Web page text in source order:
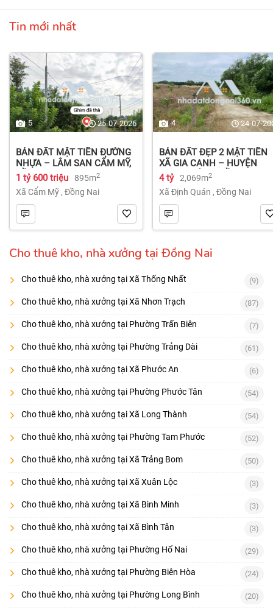
Tin mới nhất
5 25-07-2026
BÁN ĐẤT MẶT TIỀN ĐƯỜNG
NHỰA – LÂM SAN CẨM MỸ,
ĐỒNG NAI.
1 tỷ 600 triệu 895m2
Xã Cẩm Mỹ , Đồng Nai
4 24-07-
BÁN ĐẤT ĐẸP 2 MẶT TIỀN
XÃ GIA CANH – HUYỆN
ĐỊNH QUÁN – ĐỒNG NAI dt
2.069m² 4 tỷ
4 tỷ 2,069m2
Xã Định Quán , Đồng Nai
Cho thuê kho, nhà xưởng tại Đồng Nai
Cho thuê kho, nhà xưởng tại Xã Thống Nhất (9)
Cho thuê kho, nhà xưởng tại Xã Nhơn Trạch (87)
Cho thuê kho, nhà xưởng tại Phường Trấn Biên (7)
Cho thuê kho, nhà xưởng tại Phường Trảng Dài (61)
Cho thuê kho, nhà xưởng tại Xã Phước An (6)
Cho thuê kho, nhà xưởng tại Phường Phước Tân (54)
Cho thuê kho, nhà xưởng tại Xã Long Thành (54)
Cho thuê kho, nhà xưởng tại Phường Tam Phước (52)
Cho thuê kho, nhà xưởng tại Xã Trảng Bom (50)
Cho thuê kho, nhà xưởng tại Xã Xuân Lộc (3)
Cho thuê kho, nhà xưởng tại Xã Bình Minh (3)
Cho thuê kho, nhà xưởng tại Xã Bình Tân (3)
Cho thuê kho, nhà xưởng tại Phường Hố Nai (29)
Cho thuê kho, nhà xưởng tại Phường Biên Hòa (24)
Cho thuê kho, nhà xưởng tại Phường Long Bình (20)